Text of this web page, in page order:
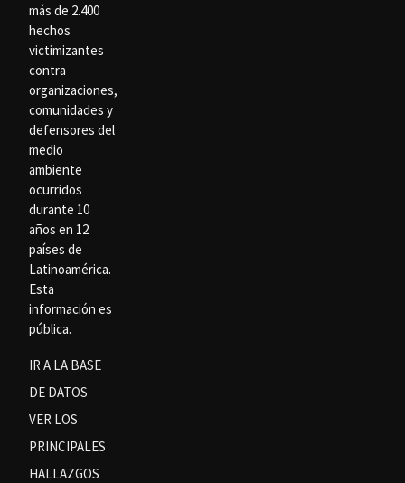
más de 2.400
hechos
victimizantes
contra
organizaciones,
comunidades y
defensores del
medio
ambiente
ocurridos
durante 10
años en 12
países de
Latinoamérica.
Esta
información es
pública.
IR A LA BASE
DE DATOS
VER LOS
PRINCIPALES
HALLAZGOS